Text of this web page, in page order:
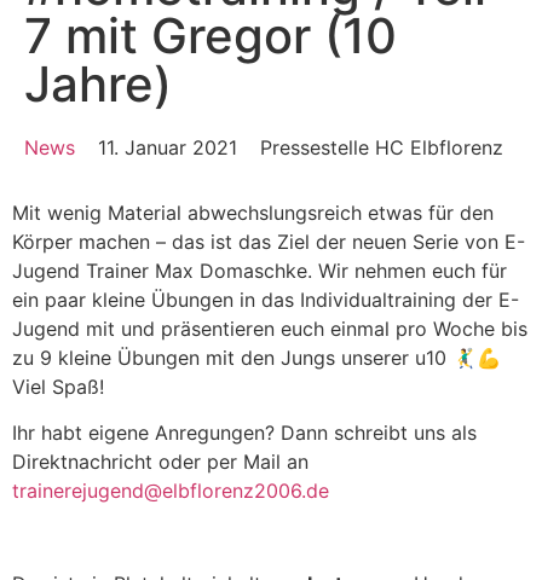
7 mit Gregor (10
Jahre)
News 11. Januar 2021 Pressestelle HC Elbflorenz
Mit wenig Material abwechslungsreich etwas für den
Körper machen – das ist das Ziel der neuen Serie von E-
Jugend Trainer Max Domaschke. Wir nehmen euch für
ein paar kleine Übungen in das Individualtraining der E-
Jugend mit und präsentieren euch einmal pro Woche bis
zu 9 kleine Übungen mit den Jungs unserer u10 🤾‍♂️💪
Viel Spaß!
Ihr habt eigene Anregungen? Dann schreibt uns als
Direktnachricht oder per Mail an
trainerejugend@elbflorenz2006.de